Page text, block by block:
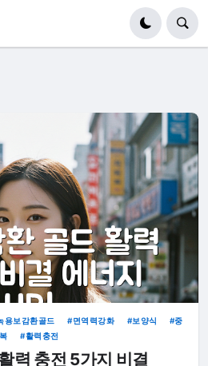
용보감환골드 면역력강화 보양식
중
활력충전
력 충전 5가지 비결